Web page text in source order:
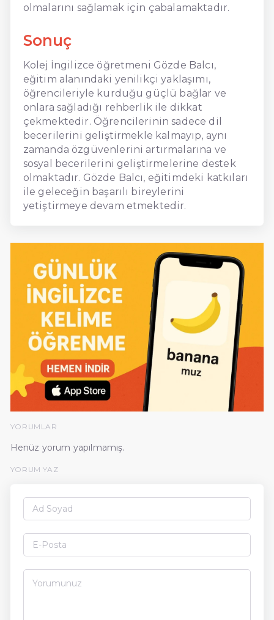
olmalarını sağlamak için çabalamaktadır.
Sonuç
Kolej İngilizce öğretmeni Gözde Balcı,
eğitim alanındaki yenilikçi yaklaşımı,
öğrencileriyle kurduğu güçlü bağlar ve
onlara sağladığı rehberlik ile dikkat
çekmektedir. Öğrencilerinin sadece dil
becerilerini geliştirmekle kalmayıp, aynı
zamanda özgüvenlerini artırmalarına ve
sosyal becerilerini geliştirmelerine destek
olmaktadır. Gözde Balcı, eğitimdeki katkıları
ile geleceğin başarılı bireylerini
yetiştirmeye devam etmektedir.
YORUMLAR
Henüz yorum yapılmamış.
YORUM YAZ